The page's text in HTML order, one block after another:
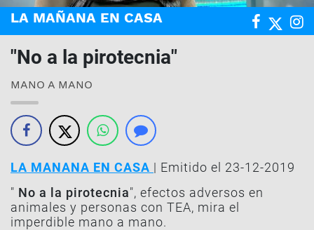
LA MAÑANA EN CASA
"No a la pirotecnia"
MANO A MANO
LA MANANA EN CASA | Emitido el 23-12-2019
" No a la pirotecnia", efectos adversos en
animales y personas con TEA, mira el
imperdible mano a mano.